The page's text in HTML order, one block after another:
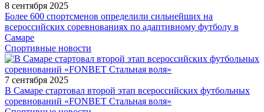
8 сентября 2025
Более 600 спортсменов определили сильнейших на
всероссийских соревнованиях по адаптивному футболу в
Самаре
Спортивные новости
7 сентября 2025
В Самаре стартовал второй этап всероссийских футбольных
соревнований «FONBET Стальная воля»